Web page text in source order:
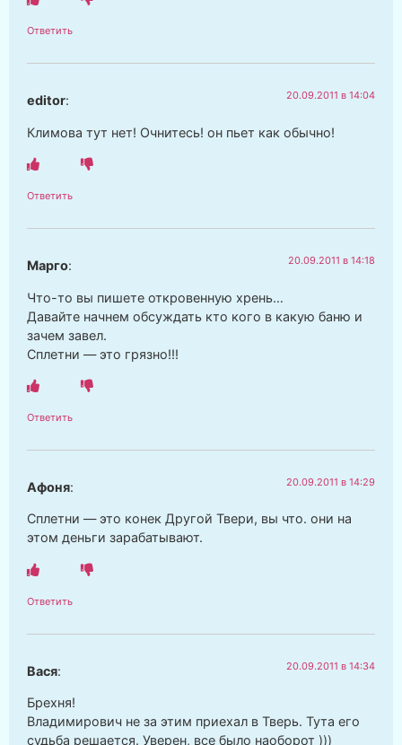
Ответить
editor: 20.09.2011 в 14:04
Климова тут нет! Очнитесь! он пьет как обычно!
Ответить
Марго: 20.09.2011 в 14:18
Что-то вы пишете откровенную хрень…
Давайте начнем обсуждать кто кого в какую баню и
зачем завел.
Сплетни — это грязно!!!
Ответить
Афоня: 20.09.2011 в 14:29
Сплетни — это конек Другой Твери, вы что. они на
этом деньги зарабатывают.
Ответить
Вася: 20.09.2011 в 14:34
Брехня!
Владимирович не за этим приехал в Тверь. Тута его
судьба решается. Уверен, все было наоборот )))